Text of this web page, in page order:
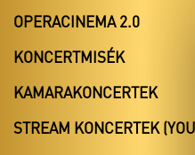
OPERACINEMA 2.0
KONCERTMISÉK
KAMARAKONCERTEK
STREAM KONCERTEK